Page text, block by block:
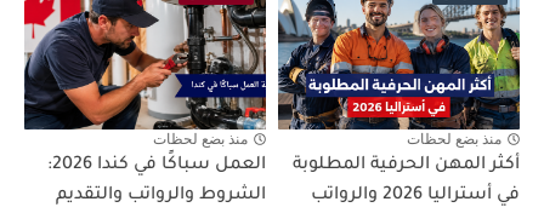
منذ بضع لحظات
أكثر المهن الحرفية المطلوبة
في أستراليا 2026 والرواتب
منذ بضع لحظات
العمل سباكًا في كندا 2026:
الشروط والرواتب والتقديم